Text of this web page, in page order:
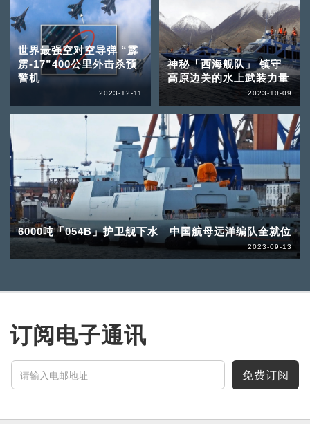
世界最强空对空导弹 “霹
雳-17”400公里外击杀预
警机
2023-12-11
神秘「西海舰队」 镇守
高原边关的水上武装力量
2023-10-09
6000吨「054B」护卫舰下水 中国航母远洋编队全就位
2023-09-13
订阅电子通讯
免费订阅